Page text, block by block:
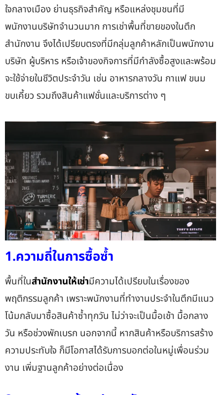
ใจกลางเมือง ย่านธุรกิจสำคัญ หรือแหล่งชุมชนที่มี
พนักงานบริษัทจำนวนมาก การเช่าพื้นที่ขายของในตึก
สำนักงาน จึงได้เปรียบตรงที่มีกลุ่มลูกค้าหลักเป็นพนักงาน
บริษัท ผู้บริหาร หรือเจ้าของกิจการที่มีกำลังซื้อสูงและพร้อม
จะใช้จ่ายในชีวิตประจำวัน เช่น อาหารกลางวัน กาแฟ ขนม
ขบเคี้ยว รวมถึงสินค้าแฟชั่นและบริการต่าง ๆ
1.ความถี่ในการซื้อซ้ำ
พื้นที่ในสำนักงานให้เช่ามีความได้เปรียบในเรื่องของ
พฤติกรรมลูกค้า เพราะพนักงานที่ทำงานประจำในตึกมีแนว
โน้มกลับมาซื้อสินค้าซ้ำทุกวัน ไม่ว่าจะเป็นมื้อเช้า มื้อกลาง
วัน หรือช่วงพักเบรก นอกจากนี้ หากสินค้าหรือบริการสร้าง
ความประทับใจ ก็มีโอกาสได้รับการบอกต่อในหมู่เพื่อนร่วม
งาน เพิ่มฐานลูกค้าอย่างต่อเนื่อง